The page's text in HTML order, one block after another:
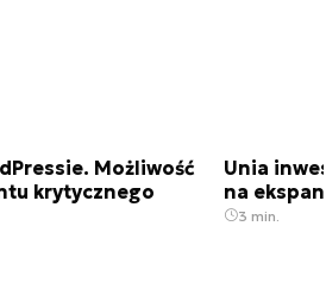
Możliwość
krytycznego
Unia
na
3 min.